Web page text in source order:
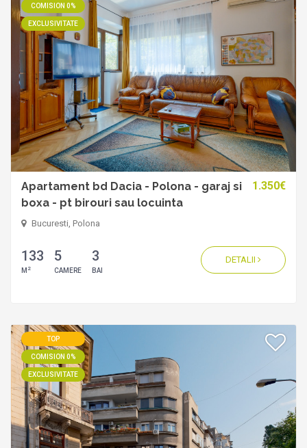
COMISION 0%
EXCLUSIVITATE
Apartament bd Dacia - Polona - garaj si
boxa - pt birouri sau locuinta
1.350€
Bucuresti, Polona
133
M 2
5
CAMERE
3
BAI
DETALII
TOP
COMISION 0%
EXCLUSIVITATE